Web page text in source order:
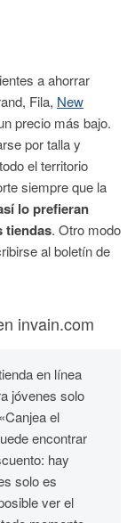
a ahorrar
Fila, New
precio más bajo.
por talla y
el territorio
siempre que la
lo prefieran
tiendas. Otro modo
al boletín de
invain.com
en línea
jóvenes solo
el
encontrar
hay
solo es
ver el